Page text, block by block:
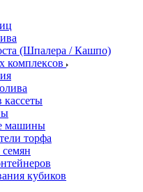
(Шпалера / Кашпо)
комплексов
кассеты
машины
торфа
кубиков